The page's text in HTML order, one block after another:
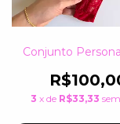
Conjunto
3 x de R$33,33